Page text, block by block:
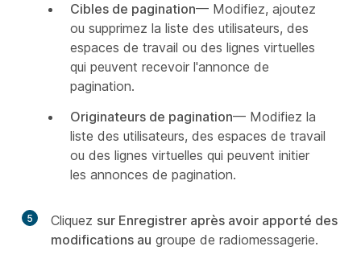
Cibles de pagination— Modifiez, ajoutez
ou supprimez la liste des utilisateurs, des
espaces de travail ou des lignes virtuelles
qui peuvent recevoir l'annonce de
pagination.
Originateurs de pagination— Modifiez la
liste des utilisateurs, des espaces de travail
ou des lignes virtuelles qui peuvent initier
les annonces de pagination.
5 Cliquez sur Enregistrer après avoir apporté des
modifications au groupe de radiomessagerie.